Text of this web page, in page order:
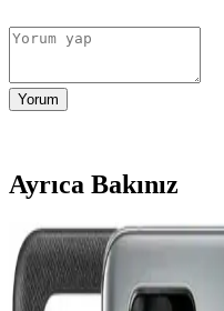
Yorum
Ayrıca Bakınız
İkinci El Çamaşır
Yaş, Fiyat ve Durum